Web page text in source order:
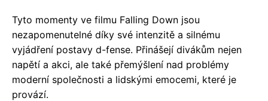
Tyto momenty ve filmu Falling Down jsou
nezapomenutelné díky své intenzitě a silnému
vyjádření postavy d-fense. Přinášejí divákům nejen
napětí a akci, ale také přemýšlení nad problémy
moderní společnosti a lidskými emocemi, které je
provází.